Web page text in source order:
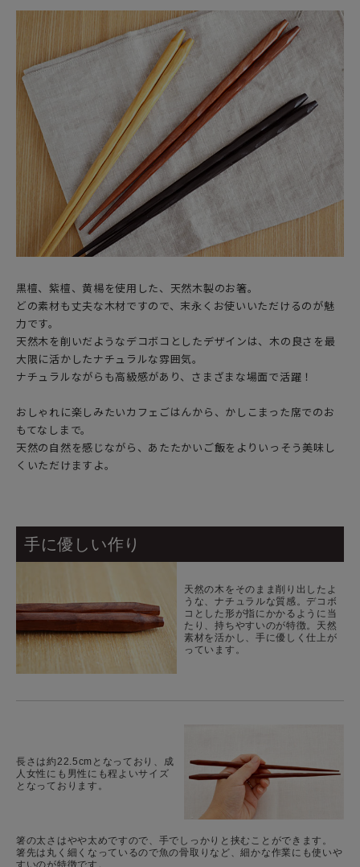
黒檀、紫檀、黄楊を使用した、天然木製のお箸。
どの素材も丈夫な木材ですので、末永くお使いいただけるのが魅
力です。
天然木を削いだようなデコボコとしたデザインは、木の良さを最
大限に活かしたナチュラルな雰囲気。
ナチュラルながらも高級感があり、さまざまな場面で活躍！
おしゃれに楽しみたいカフェごはんから、かしこまった席でのお
もてなしまで。
天然の自然を感じながら、あたたかいご飯をよりいっそう美味し
くいただけますよ。
手に優しい作り
天然の木をそのまま削り出したよ
うな、ナチュラルな質感。デコボ
コとした形が指にかかるように当
たり、持ちやすいのが特徴。天然
素材を活かし、手に優しく仕上が
っています。
長さは約22.5cmとなっており、成
人女性にも男性にも程よいサイズ
となっております。
箸の太さはやや太めですので、手でしっかりと挟むことができます。
箸先は丸く細くなっているので魚の骨取りなど、細かな作業にも使いや
すいのが特徴です。